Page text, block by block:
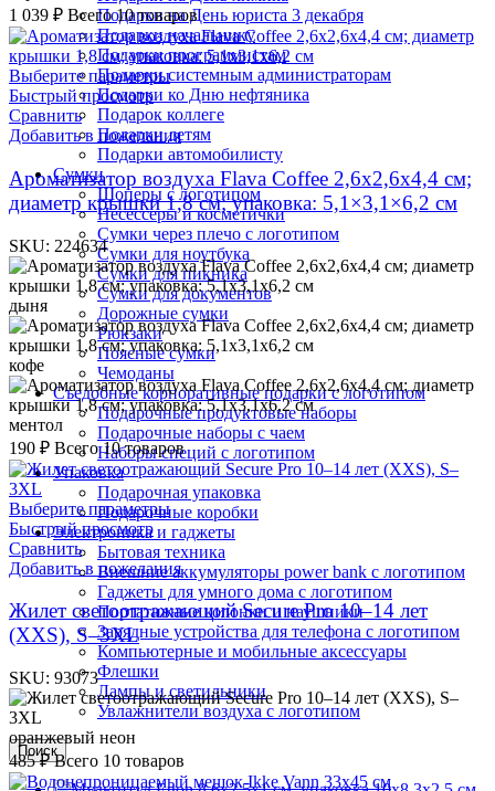
Подарки на День юриста 3 декабря
Подарки начальнику
Подарки программистам
Подарки системным администраторам
Подарки ко Дню нефтяника
Подарок коллеге
Подарки детям
Подарки автомобилисту
Сумки
Шоперы с логотипом
Несессеры и косметички
Сумки через плечо с логотипом
Сумки для ноутбука
Сумки для пикника
Сумки для документов
Дорожные сумки
Рюкзаки
Поясные сумки
Чемоданы
Съедобные корпоративные подарки с логотипом
Подарочные продуктовые наборы
Подарочные наборы с чаем
Наборы специй с логотипом
Упаковка
Подарочная упаковка
Подарочные коробки
Электроника и гаджеты
Бытовая техника
Внешние аккумуляторы power bank с логотипом
Гаджеты для умного дома с логотипом
Портативные колонки и наушники
Зарядные устройства для телефона с логотипом
Компьютерные и мобильные аксессуары
Флешки
Лампы и светильники
Увлажнители воздуха с логотипом
Поиск
1 039 ₽ Всего 10 товаров
Выберите параметры
Быстрый просмотр
Сравнить
Добавить в пожелания
Ароматизатор воздуха Flava Coffee 2,6х2,6х4,4 см;
диаметр крышки 1,8 см; упаковка: 5,1×3,1×6,2 см
SKU: 224634
дыня
кофе
ментол
190 ₽ Всего 10 товаров
Выберите параметры
Быстрый просмотр
Сравнить
Добавить в пожелания
Жилет светоотражающий Secure Pro 10–14 лет
(XXS), S–3XL
SKU: 93073
оранжевый неон
485₽ Всего 10 товаров